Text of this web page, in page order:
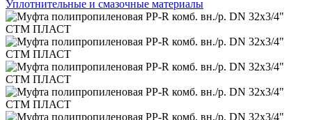
Уплотнительные и смазочные материалы